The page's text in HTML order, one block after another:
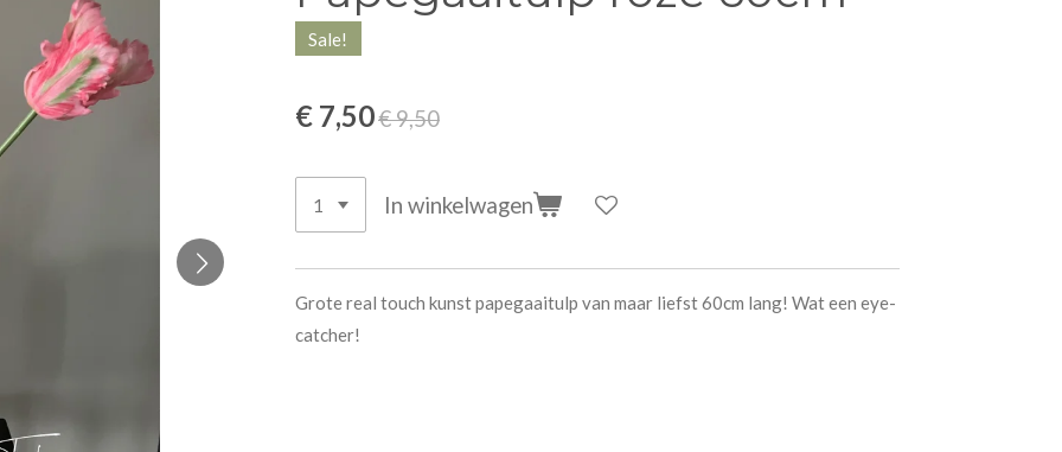
Sale!
€ 7,50€ 9,50
In winkelwagen
Grote real touch kunst papegaaitulp van maar liefst 60cm lang! Wat een eye-
catcher!